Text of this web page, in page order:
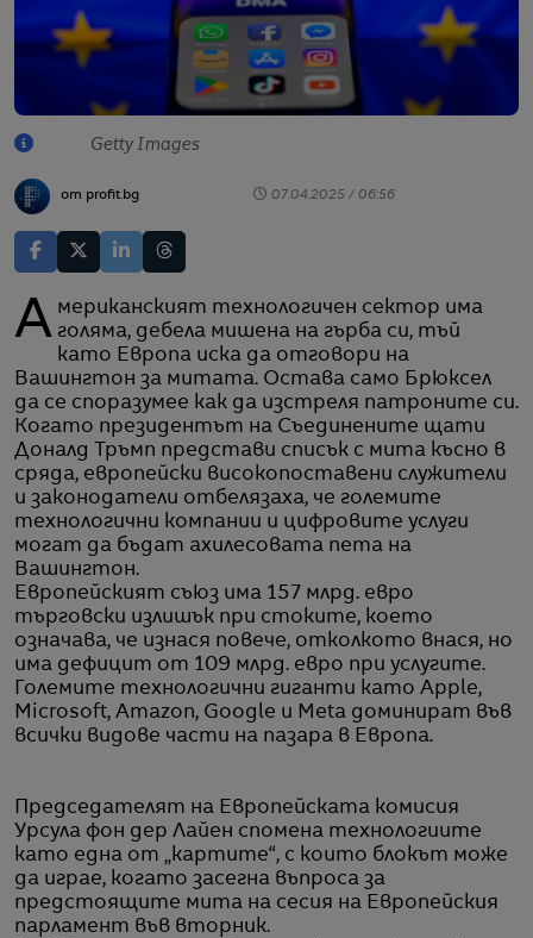
Getty Images
от profit.bg 07.04.2025 / 06:56
Американският технологичен сектор има голяма, дебела мишена на гърба си, тъй
като Европа иска да отговори на
Вашингтон за митата. Остава само Брюксел
да се споразумее как да изстреля патроните си.
Когато президентът на Съединените щати
Доналд Тръмп представи списък с мита късно в
сряда, европейски високопоставени служители
и законодатели отбелязаха, че големите
технологични компании и цифровите услуги
могат да бъдат ахилесовата пета на
Вашингтон.
Европейският съюз има 157 млрд. евро
търговски излишък при стоките, което
означава, че изнася повече, отколкото внася, но
има дефицит от 109 млрд. евро при услугите.
Големите технологични гиганти като Apple,
Microsoft, Amazon, Google и Meta доминират във
всички видове части на пазара в Европа.
Председателят на Европейската комисия
Урсула фон дер Лайен спомена технологиите
като една от „картите“, с които блокът може
да играе, когато засегна въпроса за
предстоящите мита на сесия на Европейския
парламент във вторник.